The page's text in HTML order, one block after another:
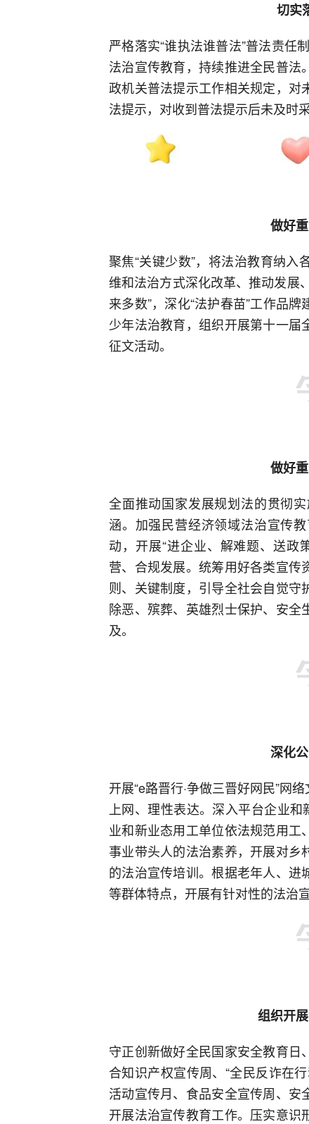
切实
严格落实“谁执法谁普法”普法责任
法治宣传教育，持续推进全民普
政机关普法提示工作相关规定，对
法提示，对收到普法提示后未及时
做好
聚焦“关键少数”，将法治教育纳
维和法治方式深化改革、推动发展
来多数”，深化“法护春苗”工作品
少年法治教育，组织开展第十一届
征文活动。
做好
全面推动国家发展规划法的贯彻
涵。加强民营经济领域法治宣传
动，开展“进企业、解难题、送政
营、合规发展。统筹用好各类宣
则、关键制度，引导全社会自觉
除恶、殡葬、英雄烈士保护、安
及。
深化
开展“e路晋行·争做三晋好网民”网
上网、理性表达。深入平台企业
业和新业态用工单位依法规范用
事业带头人的法治素养，开展对乡
的法治宣传培训。根据老年人、进
等群体特点，开展有针对性的法治
组织开
守正创新做好全民国家安全教育
合知识产权宣传周、“全民反诈在
活动宣传月、食品安全宣传周、
开展法治宣传教育工作。压实意识